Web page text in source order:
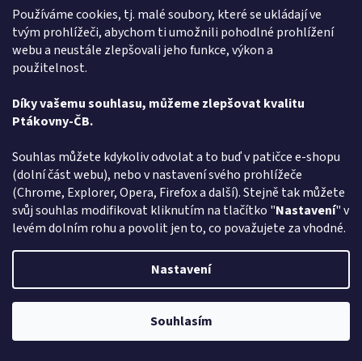
Používáme cookies, tj. malé soubory, které se ukládají ve
tvým prohlížeči, abychom ti umožnili pohodlné prohlížení
webu a neustále zlepšovali jeho funkce, výkon a
použitelnost.
Díky vašemu souhlasu, můžeme zlepšovat kvalitu
Ptákovny-ČB.
Souhlas můžete kdykoliv odvolat a to buď v patičce e-shopu
(dolní část webu), nebo v nastavení svého prohlížeče
(Chrome, Explorer, Opera, Firefox a další). Stejně tak můžete
svůj souhlas modifikovat kliknutím na tlačítko "Nastavení" v
levém dolním rohu a povolit jen to, co považujete za vhodné.
Nastavení
Souhlasím
Propiska ryba
Průměrné
produktu
je
z
5
hvězdiček.
88 Kč DETAIL
Máte rádi ptákoviny a hledáte - Propiska ryba - vyberte si v
rodinném e-shopu ptakoviny-cb.cz. Doručujeme po celé České
republice. Různé druhy barev dle aktuální dostupnosti....
Kód:31202